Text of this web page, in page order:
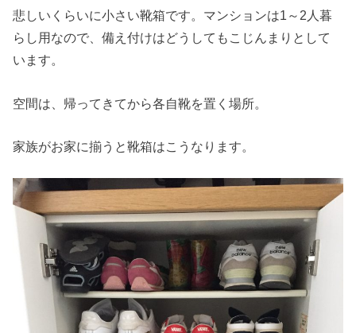
悲しいくらいに小さい靴箱です。マンションは1～2人暮
らし用なので、備え付けはどうしてもこじんまりとして
います。
空間は、帰ってきてから各自靴を置く場所。
家族がお家に揃うと靴箱はこうなります。